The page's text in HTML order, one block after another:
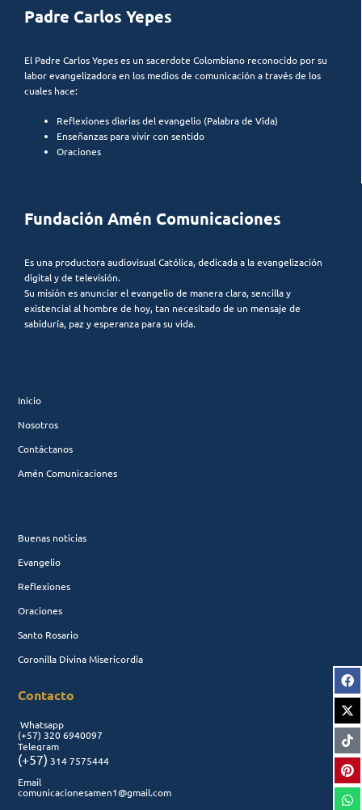
Padre Carlos Yepes
El Padre Carlos Yepes es un sacerdote Colombiano reconocido por su
labor evangelizadora en los medios de comunicación a través de los
cuales hace:
Reflexiones diarias del evangelio (Palabra de Vida)
Enseñanzas para vivir con sentido
Oraciones
Fundación Amén Comunicaciones
Es una productora audiovisual Católica, dedicada a la evangelización
digital y de televisión.
Su misión es anunciar el evangelio de manera clara, sencilla y
existencial al hombre de hoy, tan necesitado de un mensaje de
sabiduría, paz y esperanza para su vida.
Inicio
Nosotros
Contáctanos
Amén Comunicaciones
Buenas noticias
Evangelio
Reflexiones
Oraciones
Santo Rosario
Coronilla Divina Misericordia
Contacto
Whatsapp
(+57) 320 6940097
Telegram
(+57) 314 7575444
Email
comunicacionesamen1@gmail.com